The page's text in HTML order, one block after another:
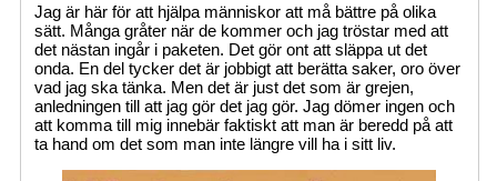
Jag är här för att hjälpa människor att må bättre på olika
sätt. Många gråter när de kommer och jag tröstar med att
det nästan ingår i paketen. Det gör ont att släppa ut det
onda. En del tycker det är jobbigt att berätta saker, oro över
vad jag ska tänka. Men det är just det som är grejen,
anledningen till att jag gör det jag gör. Jag dömer ingen och
att komma till mig innebär faktiskt att man är beredd på att
ta hand om det som man inte längre vill ha i sitt liv.